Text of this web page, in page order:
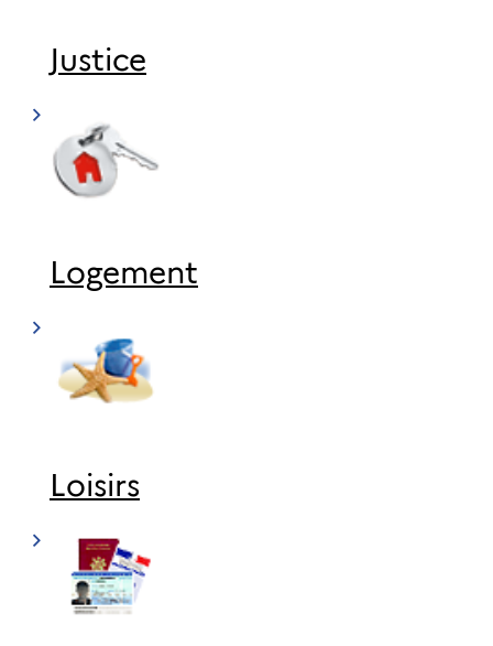
Justice
Logement
Loisirs